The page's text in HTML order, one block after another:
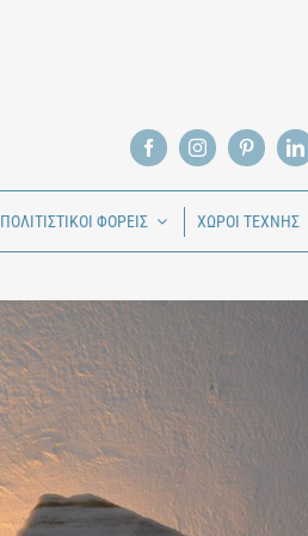
ΠΟΛΙΤΙΣΤΙΚΟΙ ΦΟΡΕΙΣ ΧΩΡΟΙ ΤΕΧΝΗΣ